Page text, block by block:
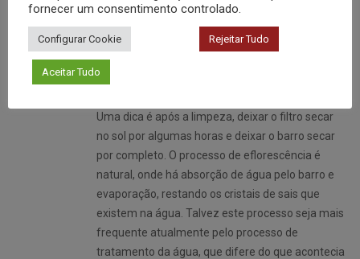
realizada apenas com uma bucha limpa e água
corrente, não devendo utilizar produtos de
limpeza ou materiais abrasivos na vela ou filtro,
material e absorver algum gosto indesejável.
Uma dica é após a limpeza, deixar o filtro secar
no sol por algumas horas e deixar o barro secar
por completo. O processo de eflorescência é
natural, onde há absorção de água pelo barro e
evaporação, restando os cristais de sais que
existem na água. Talvez este processo seja mais
frequente atualmente pelo processo de
tratamento da água, que difere do que acontecia
fornecer um consentimento controlado.
Configurar Cookie Rejeitar Tudo
Aceitar Tudo